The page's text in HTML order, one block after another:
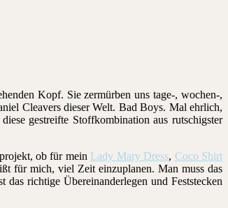
Kopf. Sie zermürben uns tage-, wochen-,
Cleavers dieser Welt. Bad Boys. Mal ehrlich,
gestreifte Stoffkombination aus rutschigster
ob für mein Lady Mary Dress, Coco Shirt
für mich, viel Zeit einzuplanen. Man muss das
richtige Übereinanderlegen und Feststecken